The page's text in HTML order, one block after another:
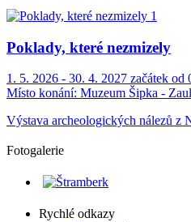
Poklady, které nezmizely
1. 5. 2026 - 30. 4. 2027 začátek od
Místo konání: Muzeum Šipka -
Výstava archeologických nálezů z
Fotogalerie
Rychlé odkazy